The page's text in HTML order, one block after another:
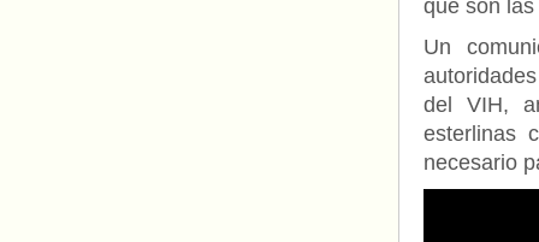
que son
Un
del VIH,
esterlinas
necesario